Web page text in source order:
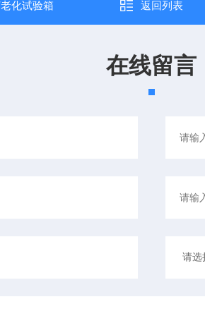
化试验箱 返回列表
在线留言